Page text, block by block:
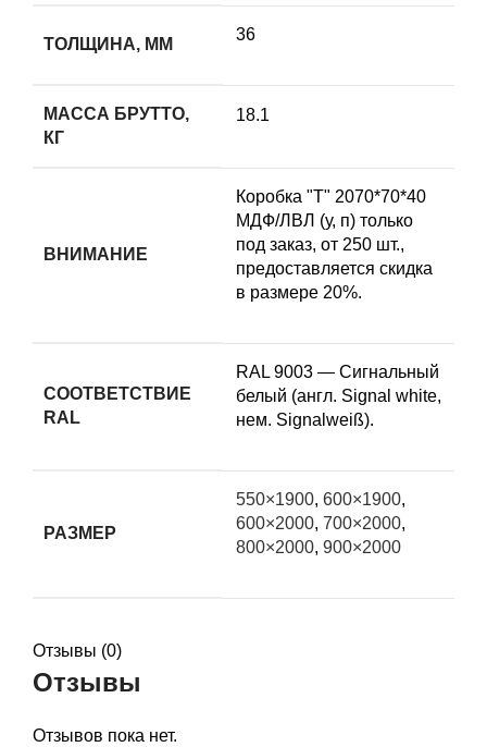
ТОЛЩИНА, ММ
36
МАССА БРУТТО,
КГ
18.1
ВНИМАНИЕ
Коробка "Т" 2070*70*40
МДФ/ЛВЛ (у, п) только
под заказ, от 250 шт.,
предоставляется скидка
в размере 20%.
СООТВЕТСТВИЕ
RAL
RAL 9003 — Сигнальный
белый (англ. Signal white,
нем. Signalweiß).
РАЗМЕР
550×1900, 600×1900,
600×2000, 700×2000,
800×2000, 900×2000
Отзывы (0)
Отзывы
Отзывов пока нет.